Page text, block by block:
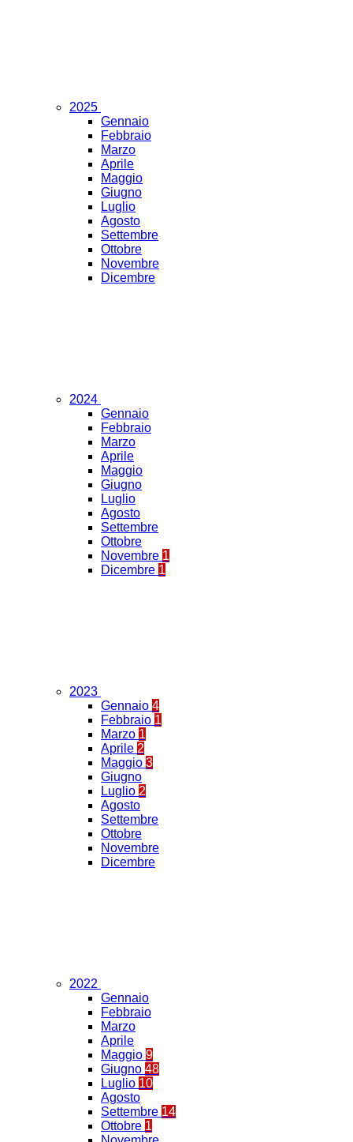
2025
Gennaio
Febbraio
Marzo
Aprile
Maggio
Giugno
Luglio
Agosto
Settembre
Ottobre
Novembre
Dicembre
2024
Gennaio
Febbraio
Marzo
Aprile
Maggio
Giugno
Luglio
Agosto
Settembre
Ottobre
Novembre 1
Dicembre 1
2023
Gennaio 4
Febbraio 1
Marzo 1
Aprile 2
Maggio 3
Giugno
Luglio 2
Agosto
Settembre
Ottobre
Novembre
Dicembre
2022
Gennaio
Febbraio
Marzo
Aprile
Maggio 9
Giugno 48
Luglio 10
Agosto
Settembre 14
Ottobre 1